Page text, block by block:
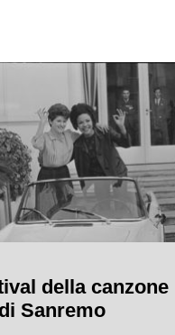
della canzone
Sanremo